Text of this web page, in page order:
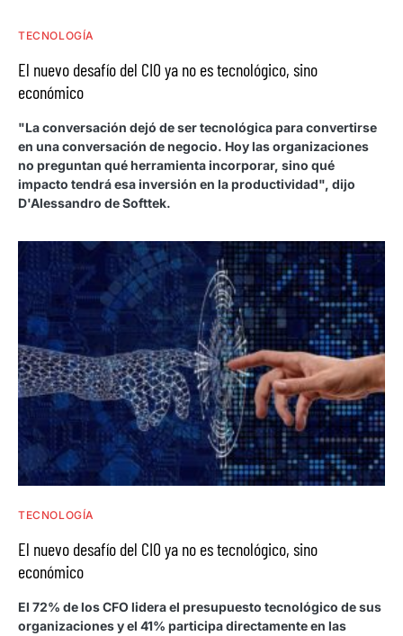
TECNOLOGÍA
El nuevo desafío del CIO ya no es tecnológico, sino
económico
"La conversación dejó de ser tecnológica para convertirse
en una conversación de negocio. Hoy las organizaciones
no preguntan qué herramienta incorporar, sino qué
impacto tendrá esa inversión en la productividad", dijo
D'Alessandro de Softtek.
TECNOLOGÍA
El nuevo desafío del CIO ya no es tecnológico, sino
económico
El 72% de los CFO lidera el presupuesto tecnológico de sus
organizaciones y el 41% participa directamente en las